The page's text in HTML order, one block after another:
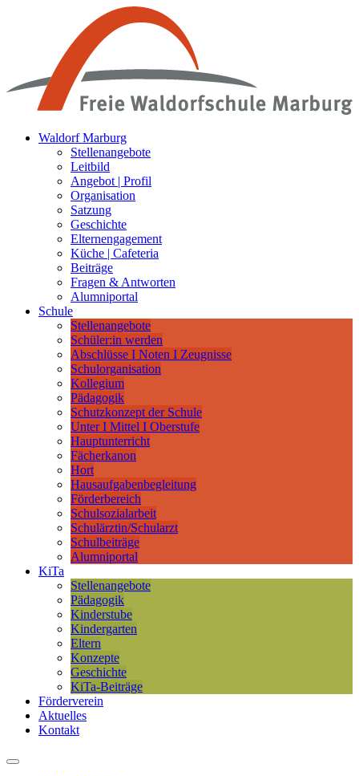
Waldorf Marburg
Stellenangebote
Leitbild
Angebot | Profil
Organisation
Satzung
Geschichte
Elternengagement
Küche | Cafeteria
Beiträge
Fragen & Antworten
Alumniportal
Schule
Stellenangebote
Schüler:in werden
Abschlüsse I Noten I Zeugnisse
Schulorganisation
Kollegium
Pädagogik
Schutzkonzept der Schule
Unter I Mittel I Oberstufe
Hauptunterricht
Fächerkanon
Hort
Hausaufgabenbegleitung
Förderbereich
Schulsozialarbeit
Schulärztin/Schularzt
Schulbeiträge
Alumniportal
KiTa
Stellenangebote
Pädagogik
Kinderstube
Kindergarten
Eltern
Konzepte
Geschichte
KiTa-Beiträge
Förderverein
Aktuelles
Kontakt